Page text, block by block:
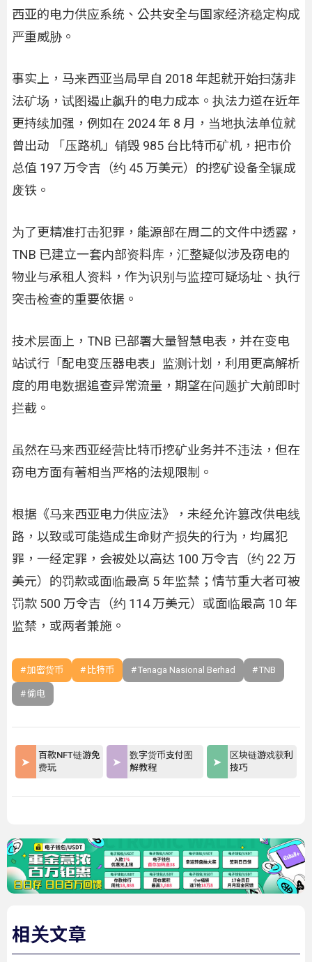
西亚的电力供应系统、公共安全与国家经济稳定构成
严重威胁。
事实上，马来西亚当局早自 2018 年起就开始扫荡非
法矿场，试图遏止飙升的电力成本。执法力道在近年
更持续加强，例如在 2024 年 8 月，当地执法单位就
曾出动 「压路机」销毁 985 台比特币矿机，把市价
总值 197 万令吉（约 45 万美元）的挖矿设备全辗成
废铁。
为了更精准打击犯罪，能源部在周二的文件中透露，
TNB 已建立一套内部资料库，汇整疑似涉及窃电的
物业与承租人资料，作为识别与监控可疑场址、执行
突击检查的重要依据。
技术层面上，TNB 已部署大量智慧电表，并在变电
站试行「配电变压器电表」监测计划，利用更高解析
度的用电数据追查异常流量，期望在问题扩大前即时
拦截。
虽然在马来西亚经营比特币挖矿业务并不违法，但在
窃电方面有著相当严格的法规限制。
根据《马来西亚电力供应法》，未经允许篡改供电线
路，以致或可能造成生命财产损失的行为，均属犯
罪，一经定罪，会被处以高达 100 万令吉（约 22 万
美元）的罚款或面临最高 5 年监禁；情节重大者可被
罚款 500 万令吉（约 114 万美元）或面临最高 10 年
监禁，或两者兼施。
加密货币 比特币 Tenaga Nasional Berhad TNB
偷电
百款NFT链游免
费玩
数字货币支付图
解教程
区块链游戏获利
技巧
相关文章